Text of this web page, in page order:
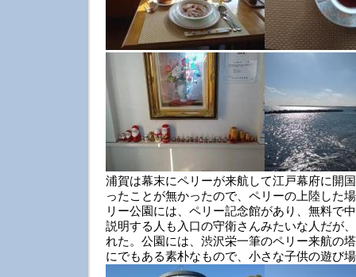
浦賀は幕末にペリーが来航して江戸幕府に開
ったことが無かったので、ペリーの上陸した
リー公園には、ペリー記念館があり、無料で
説明する人も入口の守衛さんみたいな人だが
れた。公園には、渋沢栄一筆のペリー来航の
にでもある素朴なもので、小さな子供の遊び